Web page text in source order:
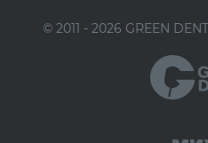
© 2011 - 2026 GREEN